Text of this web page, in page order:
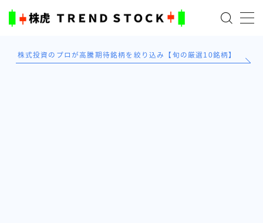
株式投資のプロが高騰期待銘柄を絞り込み【旬の厳選10銘柄】